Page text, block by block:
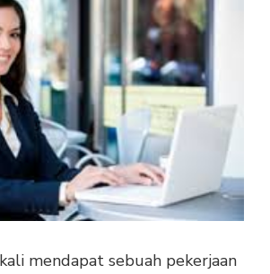
mendapat sebuah pekerjaan